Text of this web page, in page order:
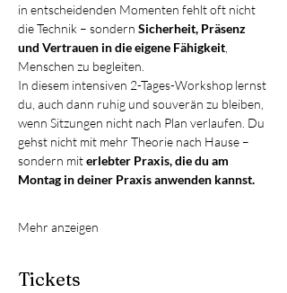
in entscheidenden Momenten fehlt oft nicht
die Technik – sondern Sicherheit, Präsenz
und Vertrauen in die eigene Fähigkeit
Menschen zu begleiten.
In diesem intensiven 2-Tages-Workshop lernst
du, auch dann ruhig und souverän zu bleiben,
wenn Sitzungen nicht nach Plan verlaufen. Du
gehst nicht mit mehr Theorie nach Hause –
sondern mit erlebter Praxis, die du am
Montag in deiner Praxis anwenden kannst.
Mehr anzeigen
Tickets